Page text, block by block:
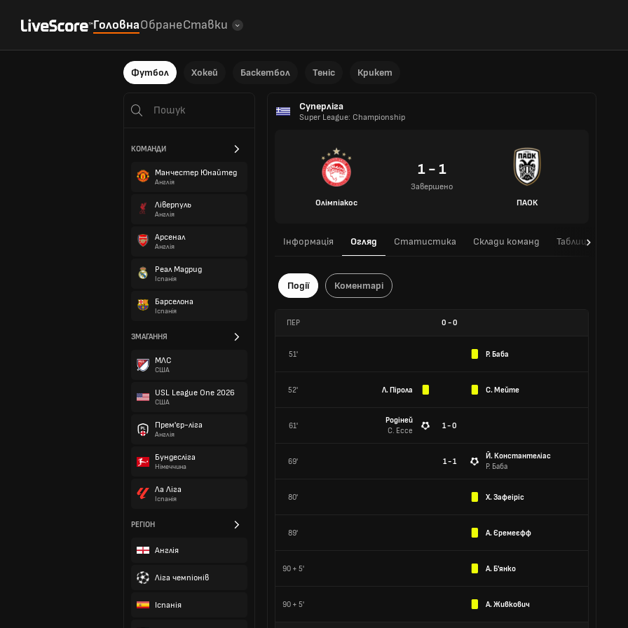
ГоловнаОбранеСтавки
Футбол Хокей Баскетбол Теніс Крикет
КОМАНДИ
Манчестер Юнайтед
Англія
Ліверпуль
Англія
Арсенал
Англія
Реал Мадрид
Іспанія
Барселона
Іспанія
ЗМАГАННЯ
МЛС
США
USL League One 2026
США
Прем'єр-ліга
Англія
Бундесліга
Німеччина
Ла Ліга
Іспанія
РЕГІОН
Англія
Ліга чемпіонів
Іспанія
Суперліга
Super League: Championship
Олімпіакос
1 - 1
Завершено
ПАОК
Інформація Огляд Статистика Склади команд Таблиця
Події Коментарі
ПЕР 0 -0
51' Р. Баба
52' Л. Пірола С. Мейте
61'
Родіней
С. Ессе
1 - 0
69' 1 - 1
Й. Константеліас
Р. Баба
80' Х. Зафеіріс
89' А. Єремеєфф
90 + 5' А. Б'янко
90 + 5' А. Живкович